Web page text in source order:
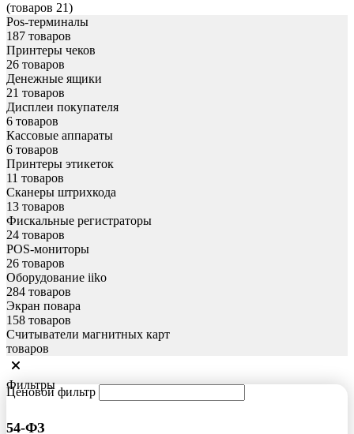
(товаров 21)
Pos-терминалы
187 товаров
Принтеры чеков
26 товаров
Денежные ящики
21 товаров
Дисплеи покупателя
6 товаров
Кассовые аппараты
6 товаров
Принтеры этикеток
11 товаров
Сканеры штрихкода
13 товаров
Фискальные регистраторы
24 товаров
POS-мониторы
26 товаров
Оборудование iiko
284 товаров
Экран повара
158 товаров
Считыватели магнитных карт
товаров
Фильтры
Ценовой фильтр
54-ФЗ